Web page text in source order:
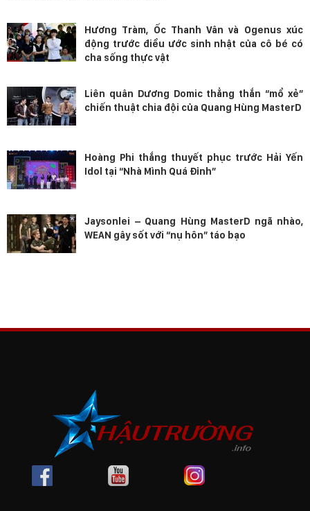
Hương Tràm, Ốc Thanh Vân và Ogenus xúc
động trước điều ước sinh nhật của cô bé có
cha sống thực vật
Liên quân Dương Domic thẳng thắn “mổ xẻ”
chiến thuật chia đội của Quang Hùng MasterD
Hoàng Phi thắng thuyết phục trước Hải Yến
Idol tại “Nhà Mình Quá Đỉnh”
Jaysonlei – Quang Hùng MasterD ngã nhào,
WEAN gây sốt với “nụ hôn” táo bạo